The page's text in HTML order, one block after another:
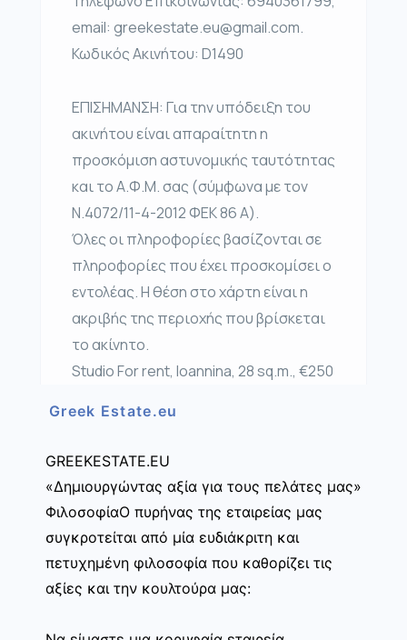
email: greekestate.eu@gmail.com.
Κωδικός Ακινήτου: D1490
ΕΠΙΣΗΜΑΝΣΗ: Για την υπόδειξη του
ακινήτου είναι απαραίτητη η
προσκόμιση αστυνομικής ταυτότητας
και το Α.Φ.Μ. σας (σύμφωνα με τον
Ν.4072/11-4-2012 ΦΕΚ 86 Α).
Όλες οι πληροφορίες βασίζονται σε
πληροφορίες που έχει προσκομίσει ο
εντολέας. Η θέση στο χάρτη είναι η
ακριβής της περιοχής που βρίσκεται
το ακίνητο.
Studio For rent, Ioannina, 28 sq.m., €250
Greek Estate.eu
GREEKESTATE.EU
«Δημιουργώντας αξία για τους πελάτες μας»
ΦιλοσοφίαΟ πυρήνας της εταιρείας μας
συγκροτείται από μία ευδιάκριτη και
πετυχημένη φιλοσοφία που καθορίζει τις
αξίες και την κουλτούρα μας: